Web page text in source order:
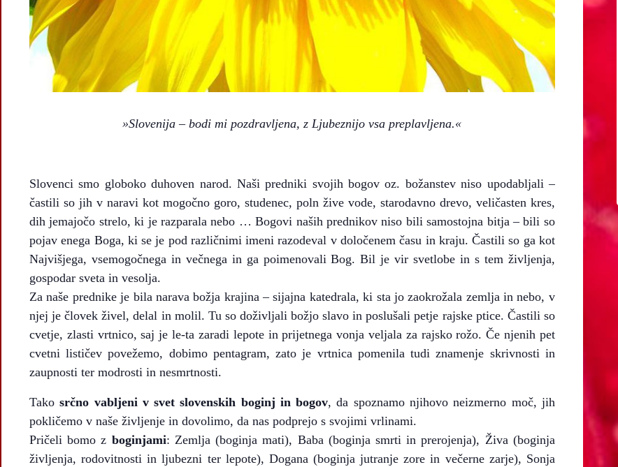
»Slovenija – bodi mi pozdravljena, z Ljubeznijo vsa preplavljena.«
Slovenci smo globoko duhoven narod. Naši predniki svojih bogov oz. božanstev niso upodabljali –
častili so jih v naravi kot mogočno goro, studenec, poln žive vode, starodavno drevo, veličasten kres,
dih jemajočo strelo, ki je razparala nebo … Bogovi naših prednikov niso bili samostojna bitja – bili so
pojav enega Boga, ki se je pod različnimi imeni razodeval v določenem času in kraju. Častili so ga kot
Najvišjega, vsemogočnega in večnega in ga poimenovali Bog. Bil je vir svetlobe in s tem življenja,
gospodar sveta in vesolja.
Za naše prednike je bila narava božja krajina – sijajna katedrala, ki sta jo zaokrožala zemlja in nebo, v
njej je človek živel, delal in molil. Tu so doživljali božjo slavo in poslušali petje rajske ptice. Častili so
cvetje, zlasti vrtnico, saj je le-ta zaradi lepote in prijetnega vonja veljala za rajsko rožo. Če njenih pet
cvetni lističev povežemo, dobimo pentagram, zato je vrtnica pomenila tudi znamenje skrivnosti in
zaupnosti ter modrosti in nesmrtnosti.
Takosrčno vabljeni v svet slovenskih boginj in bogov, da spoznamo njihovo neizmerno moč, jih
pokličemo v naše življenje in dovolimo, da nas podprejo s svojimi vrlinami.
Pričeli bomo z boginjami: Zemlja (boginja mati), Baba (boginja smrti in prerojenja), Živa (boginja
življenja, rodovitnosti in ljubezni ter lepote), Dogana (boginja jutranje zore in večerne zarje), Sonja